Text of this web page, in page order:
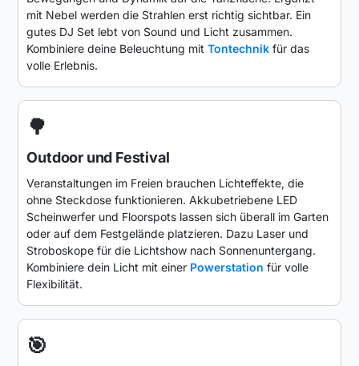
mit Nebel werden die Strahlen erst richtig sichtbar. Ein
gutes DJ Set lebt von Sound und Licht zusammen.
Kombiniere deine Beleuchtung mitTontechnik für das
volle Erlebnis.
🌳
Outdoor und Festival
Veranstaltungen im Freien brauchen Lichteffekte, die
ohne Steckdose funktionieren. Akkubetriebene LED
Scheinwerfer und Floorspots lassen sich überall im Garten
oder auf dem Festgelände platzieren. Dazu Laser und
Stroboskope für die Lichtshow nach Sonnenuntergang.
Kombiniere dein Licht mit einer Powerstation für volle
Flexibilität.
🎯